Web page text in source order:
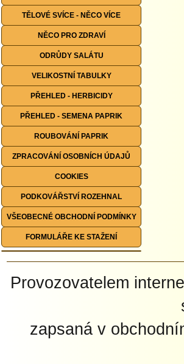
TĚLOVÉ SVÍCE - NĚCO VÍCE
NĚCO PRO ZDRAVÍ
ODRŮDY SALÁTU
VELIKOSTNÍ TABULKY
PŘEHLED - HERBICIDY
PŘEHLED - SEMENA PAPRIK
ROUBOVÁNÍ PAPRIK
ZPRACOVÁNÍ OSOBNÍCH ÚDAJŮ
COOKIES
PODKOVÁŘSTVÍ ROZEHNAL
VŠEOBECNÉ OBCHODNÍ PODMÍNKY
FORMULÁŘE KE STAŽENÍ
Provozovatelem
zapsaná v